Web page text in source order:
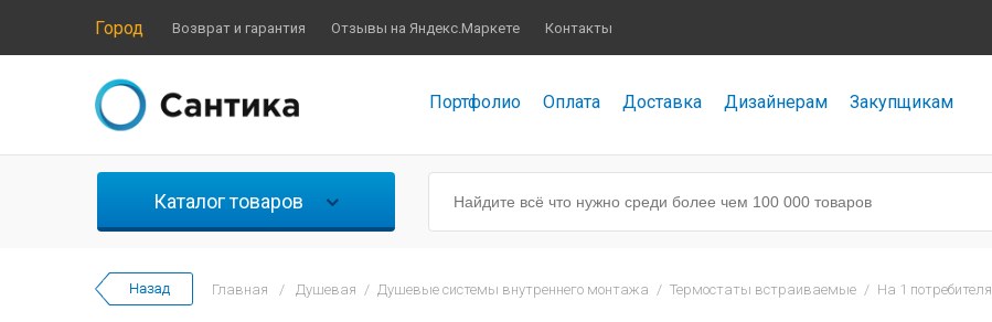
Город Возврат и гарантия Отзывы на Яндекс.Маркете Контакты
Портфолио Оплата Доставка Дизайнерам Закупщикам
Каталог товаров
Главная / Душевая / Душевые системы внутреннего монтажа / Термостаты встраиваемые / На 1 потребителя